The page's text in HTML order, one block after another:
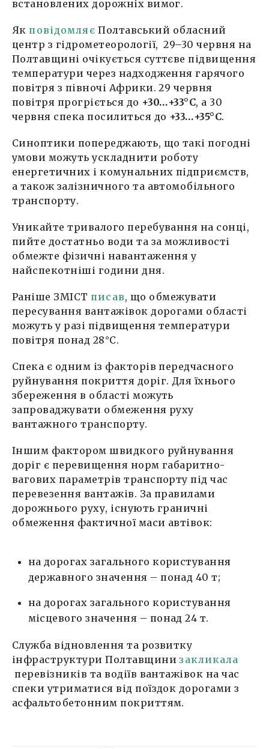
встановлених дорожніх вимог.
Якповідомляє Полтавський обласний
центр з гідрометеорології, 29–30 червня на
Полтавщині очікується суттєве підвищення
температури через надходження гарячого
повітря з півночі Африки. 29 червня
повітря прогріється до +30…+33°C, а 30
червня спека посилиться до +33…+35°C.
Синоптики попереджають, що такі погодні
умови можуть ускладнити роботу
енергетичних і комунальних підприємств,
а також залізничного та автомобільного
транспорту.
Уникайте тривалого перебування на сонці,
пийте достатньо води та за можливості
обмежте фізичні навантаження у
найспекотніші години дня.
Раніше ЗМІСТписав, що обмежувати
пересування вантажівок дорогами області
можуть у разі підвищення температури
повітря понад 28°C.
Спека є одним із факторів передчасного
руйнування покриття доріг. Для їхнього
збереження в області можуть
запроваджувати обмеження руху
вантажного транспорту.
Іншим фактором швидкого руйнування
доріг є перевищення норм габаритно-
вагових параметрів транспорту під час
перевезення вантажів. За правилами
дорожнього руху, існують граничні
обмеження фактичної маси автівок:
на дорогах загального користування
державного значення – понад 40 т;
на дорогах загального користування
місцевого значення – понад 24 т.
Служба відновлення та розвитку
інфраструктури Полтавщинизакликала
перевізників та водіїв вантажівок на час
спеки утриматися від поїздок дорогами з
асфальтобетонним покриттям.